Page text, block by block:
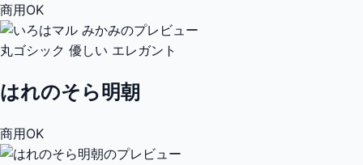
商用OK
丸ゴシック 優しい エレガント
はれのそら明朝
商用OK